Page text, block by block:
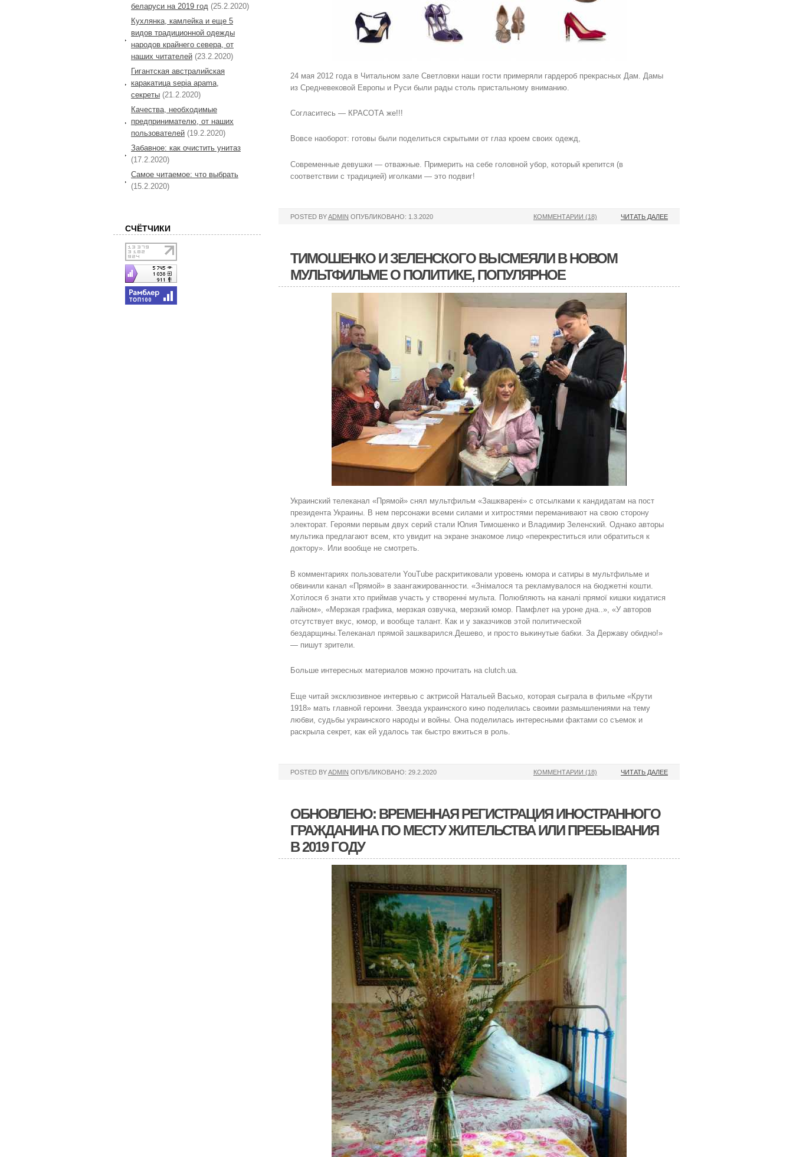
24 мая 2012 года в Читальном зале Светловки наши гости примеряли гардероб прекрасных Дам. Дамы
из Средневековой Европы и Руси были рады столь пристальному вниманию.
Согласитесь — КРАСОТА же!!!
Вовсе наоборот: готовы были поделиться скрытыми от глаз кроем своих одежд,
Современные девушки — отважные. Примерить на себе головной убор, который крепится (в
соответствии с традицией) иголками — это подвиг!
POSTED BYADMIN ОПУБЛИКОВАНО: 1.3.2020 ЧИТАТЬ ДАЛЕЕ
КОММЕНТАРИИ (18)
ТИМОШЕНКО И ЗЕЛЕНСКОГО ВЫСМЕЯЛИ В НОВОМ
МУЛЬТФИЛЬМЕ О ПОЛИТИКЕ, ПОПУЛЯРНОЕ
Украинский телеканал «Прямой» снял мультфильм «Зашкварені» с отсылками к кандидатам на пост
президента Украины. В нем персонажи всеми силами и хитростями переманивают на свою сторону
электорат. Героями первым двух серий стали Юлия Тимошенко и Владимир Зеленский. Однако авторы
мультика предлагают всем, кто увидит на экране знакомое лицо «перекреститься или обратиться к
доктору». Или вообще не смотреть.
В комментариях пользователи YouTube раскритиковали уровень юмора и сатиры в мультфильме и
обвинили канал «Прямой» в заангажированности. «Знімалося та рекламувалося на бюджетні кошти.
Хотілося б знати хто приймав участь у створенні мульта. Полюбляють на каналі прямої кишки кидатися
лайном», «Мерзкая графика, мерзкая озвучка, мерзкий юмор. Памфлет на уроне дна..», «У авторов
отсутствует вкус, юмор, и вообще талант. Как и у заказчиков этой политической
бездарщины.Телеканал прямой зашкварился.Дешево, и просто выкинутые бабки. За Державу обидно!»
— пишут зрители.
Больше интересных материалов можно прочитать на clutch.ua.
Еще читай эксклюзивное интервью с актрисой Натальей Васько, которая сыграла в фильме «Крути
1918» мать главной героини. Звезда украинского кино поделилась своими размышлениями на тему
любви, судьбы украинского народы и войны. Она поделилась интересными фактами со съемок и
раскрыла секрет, как ей удалось так быстро вжиться в роль.
POSTED BYADMIN ОПУБЛИКОВАНО: 29.2.2020 ЧИТАТЬ ДАЛЕЕ
КОММЕНТАРИИ (18)
ОБНОВЛЕНО: ВРЕМЕННАЯ РЕГИСТРАЦИЯ ИНОСТРАННОГО
ГРАЖДАНИНА ПО МЕСТУ ЖИТЕЛЬСТВА ИЛИ ПРЕБЫВАНИЯ
В 2019 ГОДУ
беларуси на 2019 год (25.2.2020)
Кухлянка, камлейка и еще 5
видов традиционной одежды
народов крайнего севера, от
наших читателей (23.2.2020)
Гигантская австралийская
каракатица sepia apama,
секреты (21.2.2020)
Качества, необходимые
предпринимателю, от наших
пользователей (19.2.2020)
Забавное: как очистить унитаз
(17.2.2020)
Самое читаемое: что выбрать
(15.2.2020)
СЧЁТЧИКИ